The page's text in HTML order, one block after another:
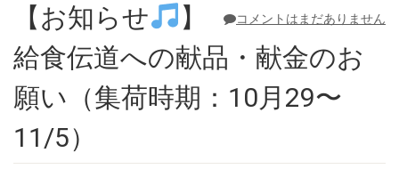
コメントはまだありません
【お知らせ
】
給食伝道への献品・献金のお
願い（集荷時期：10月29〜
11/5）